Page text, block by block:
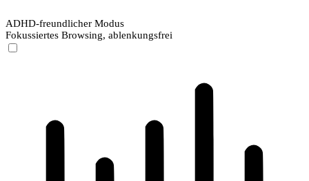
ADHD-freundlicher Modus
Fokussiertes Browsing, ablenkungsfrei